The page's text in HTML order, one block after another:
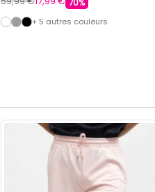
70%
+ 5 autres couleurs